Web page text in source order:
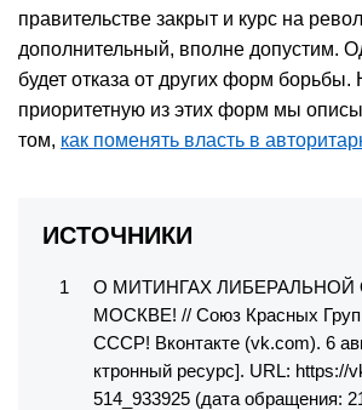
правительстве закрыт и курс на
дополнительный, вполне допустим.
будет отказа от других форм
приоритетную из этих форм мы
том, как поменять власть в
ИСТОЧНИКИ
О МИТИНГАХ
МОСКВЕ! // Союз Красных
СССР! Вконтакте (vk.com). 6
ктронный ресурс]. URL: https://
514_933925 (дата обращения: